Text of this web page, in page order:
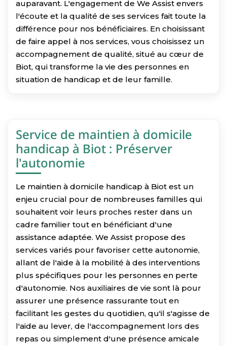
auparavant. L'engagement de We Assist envers
l'écoute et la qualité de ses services fait toute la
différence pour nos bénéficiaires. En choisissant
de faire appel à nos services, vous choisissez un
accompagnement de qualité, situé au cœur de
Biot, qui transforme la vie des personnes en
situation de handicap et de leur famille.
Service de maintien à domicile
handicap à Biot : Préserver
l'autonomie
Le maintien à domicile handicap à Biot est un
enjeu crucial pour de nombreuses familles qui
souhaitent voir leurs proches rester dans un
cadre familier tout en bénéficiant d'une
assistance adaptée. We Assist propose des
services variés pour favoriser cette autonomie,
allant de l'aide à la mobilité à des interventions
plus spécifiques pour les personnes en perte
d'autonomie. Nos auxiliaires de vie sont là pour
assurer une présence rassurante tout en
facilitant les gestes du quotidien, qu'il s'agisse de
l'aide au lever, de l'accompagnement lors des
repas ou simplement d'une présence amicale